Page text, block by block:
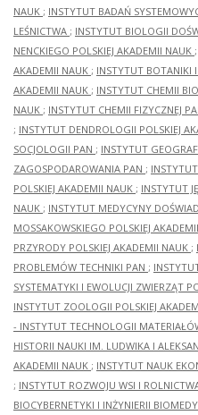
NAUK ; INSTYTUT BADAŃ
LEŚNICTWA ; INSTYTUT BIOLOGII
NENCKIEGO POLSKIEJ AKADEMII NAUK ;
AKADEMII NAUK ; INSTYTUT BOTANIKI
AKADEMII NAUK ; INSTYTUT CHEMII
NAUK ; INSTYTUT CHEMII FIZYCZNEJ
; INSTYTUT DENDROLOGII POLSKIEJ
SOCJOLOGII PAN ; INSTYTUT
ZAGOSPODAROWANIA PAN ;
POLSKIEJ AKADEMII NAUK ; INSTYTUT
NAUK ; INSTYTUT MEDYCYNY
MOSSAKOWSKIEGO POLSKIEJ
PRZYRODY POLSKIEJ AKADEMII NAUK ;
PROBLEMÓW TECHNIKI PAN ;
SYSTEMATYKI I EWOLUCJI ZWIERZĄT
INSTYTUT ZOOLOGII POLSKIEJ
- INSTYTUT TECHNOLOGII
HISTORII NAUKI IM. LUDWIKA I
AKADEMII NAUK ; INSTYTUT NAUK
; INSTYTUT ROZWOJU WSI I
BIOCYBERNETYKI I INŻYNIERII